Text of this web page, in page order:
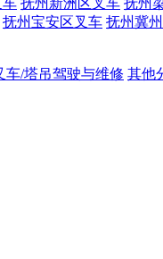
车 抚州新洲区叉车 抚州
抚州宝安区叉车 抚州冀
车/塔吊驾驶与维修 其他